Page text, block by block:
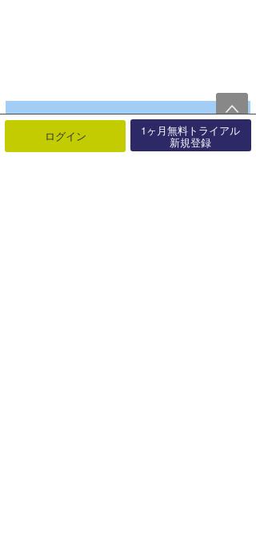
ログイン 1ヶ月無料トライアル
新規登録